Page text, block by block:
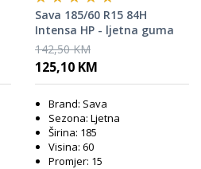
Sava 185/60 R15 84H
Intensa HP - ljetna guma
142,50 KM
125,10 KM
Brand: Sava
Sezona: Ljetna
Širina: 185
Visina: 60
Promjer: 15